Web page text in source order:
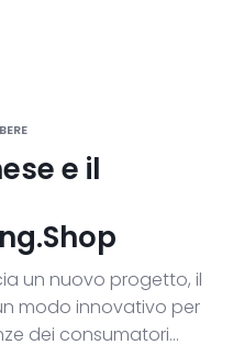
e il
un nuovo progetto, il
modo innovativo per
dei consumatori...